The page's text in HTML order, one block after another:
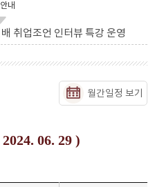
내
취업조언 인터뷰 특강 운영
월간일정 보기
06. 29 )